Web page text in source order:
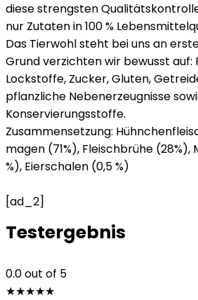
diese strengsten
nur Zutaten in 100 %
Das Tierwohl steht bei uns an
Grund verzichten wir bewusst auf:
Lockstoffe, Zucker, Gluten,
pflanzliche Nebenerzeugnisse
Konservierungsstoffe.
Zusammensetzung:
magen (71%), Fleischbrühe
%), Eierschalen (0,5 %)
[ad_2]
Testergebnis
0.0out of 5
★★★★★